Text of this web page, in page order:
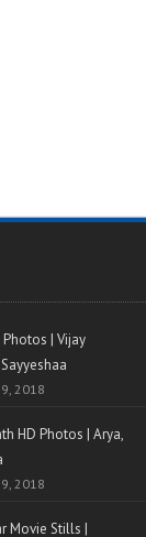
Photos | Vijay
2018
HD Photos | Arya,
2018
Movie Stills |